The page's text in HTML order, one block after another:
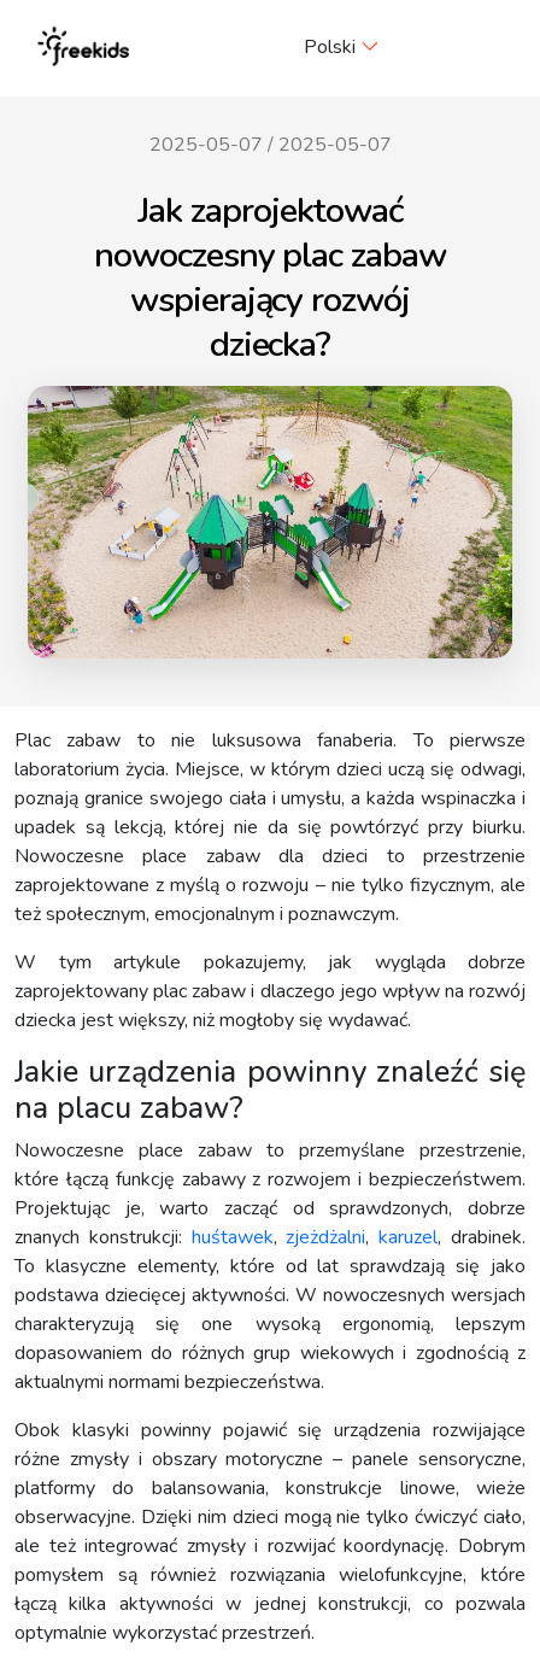
Polski
2025-05-07 / 2025-05-07
Jak zaprojektować
nowoczesny plac zabaw
wspierający rozwój
dziecka?
Plac zabaw to nie luksusowa fanaberia. To pierwsze
laboratorium życia. Miejsce, w którym dzieci uczą się odwagi,
poznają granice swojego ciała i umysłu, a każda wspinaczka i
upadek są lekcją, której nie da się powtórzyć przy biurku.
Nowoczesne place zabaw dla dzieci to przestrzenie
zaprojektowane z myślą o rozwoju – nie tylko fizycznym, ale
też społecznym, emocjonalnym i poznawczym.
W tym artykule pokazujemy, jak wygląda dobrze
zaprojektowany plac zabaw i dlaczego jego wpływ na rozwój
dziecka jest większy, niż mogłoby się wydawać.
Jakie urządzenia powinny znaleźć się
na placu zabaw?
Nowoczesne place zabaw to przemyślane przestrzenie,
które łączą funkcję zabawy z rozwojem i bezpieczeństwem.
Projektując je, warto zacząć od sprawdzonych, dobrze
znanych konstrukcji: huśtawek,zjeżdżalni,karuzel, drabinek.
To klasyczne elementy, które od lat sprawdzają się jako
podstawa dziecięcej aktywności. W nowoczesnych wersjach
charakteryzują się one wysoką ergonomią, lepszym
dopasowaniem do różnych grup wiekowych i zgodnością z
aktualnymi normami bezpieczeństwa.
Obok klasyki powinny pojawić się urządzenia rozwijające
różne zmysły i obszary motoryczne – panele sensoryczne,
platformy do balansowania, konstrukcje linowe, wieże
obserwacyjne. Dzięki nim dzieci mogą nie tylko ćwiczyć ciało,
ale też integrować zmysły i rozwijać koordynację. Dobrym
pomysłem są również rozwiązania wielofunkcyjne, które
łączą kilka aktywności w jednej konstrukcji, co pozwala
optymalnie wykorzystać przestrzeń.